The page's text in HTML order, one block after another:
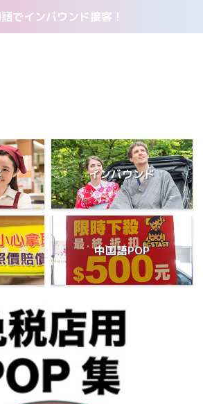
でインバウンド接客！
インバウンド
中国語POP